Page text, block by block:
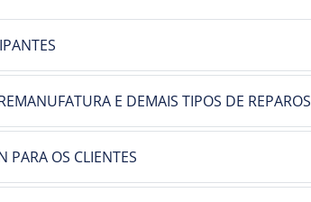
E DEMAIS TIPOS DE REPAROS
PARA OS CLIENTES